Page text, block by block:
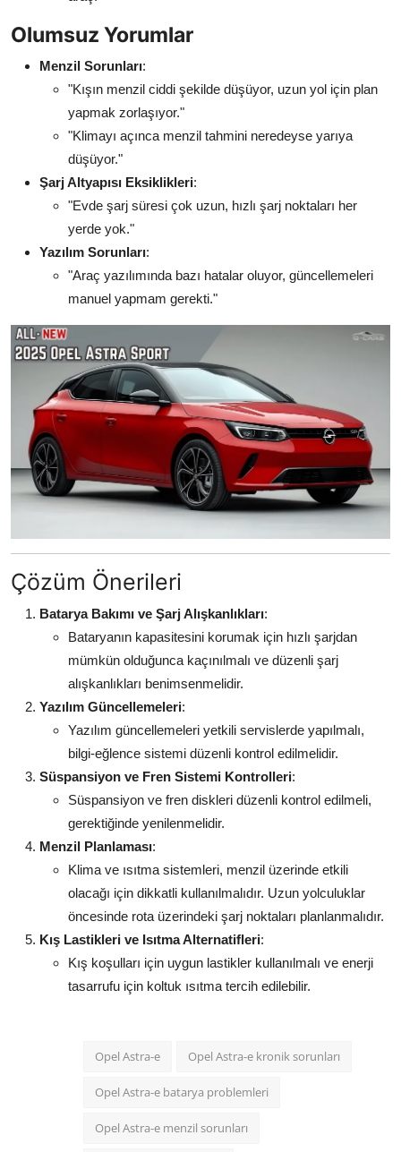
Olumsuz Yorumlar
Menzil Sorunları:
"Kışın menzil ciddi şekilde düşüyor, uzun yol için plan
yapmak zorlaşıyor."
"Klimayı açınca menzil tahmini neredeyse yarıya
düşüyor."
Şarj Altyapısı Eksiklikleri:
"Evde şarj süresi çok uzun, hızlı şarj noktaları her
yerde yok."
Yazılım Sorunları:
"Araç yazılımında bazı hatalar oluyor, güncellemeleri
manuel yapmam gerekti."
Çözüm Önerileri
Batarya Bakımı ve Şarj Alışkanlıkları:
Bataryanın kapasitesini korumak için hızlı şarjdan
mümkün olduğunca kaçınılmalı ve düzenli şarj
alışkanlıkları benimsenmelidir.
Yazılım Güncellemeleri:
Yazılım güncellemeleri yetkili servislerde yapılmalı,
bilgi-eğlence sistemi düzenli kontrol edilmelidir.
Süspansiyon ve Fren Sistemi Kontrolleri:
Süspansiyon ve fren diskleri düzenli kontrol edilmeli,
gerektiğinde yenilenmelidir.
Menzil Planlaması:
Klima ve ısıtma sistemleri, menzil üzerinde etkili
olacağı için dikkatli kullanılmalıdır. Uzun yolculuklar
öncesinde rota üzerindeki şarj noktaları planlanmalıdır.
Kış Lastikleri ve Isıtma Alternatifleri:
Kış koşulları için uygun lastikler kullanılmalı ve enerji
tasarrufu için koltuk ısıtma tercih edilebilir.
Opel Astra-e Opel Astra-e kronik sorunları
Opel Astra-e batarya problemleri
Opel Astra-e menzil sorunları